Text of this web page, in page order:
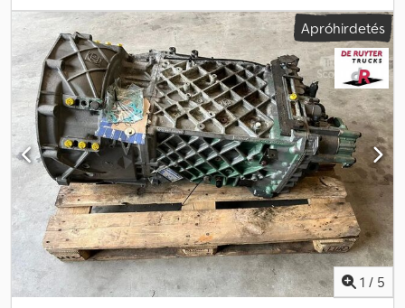
Apróhirdetés
1 / 5